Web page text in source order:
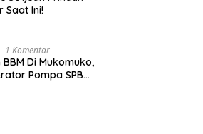
Saat Ini!
1 Komentar
Di Mukomuko,
Pompa SPBU